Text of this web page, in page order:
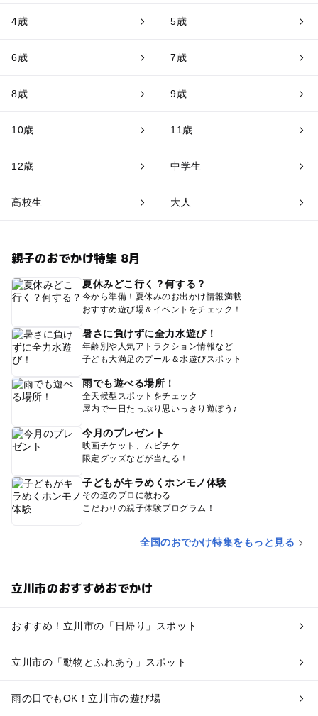
4歳 5歳
6歳 7歳
8歳 9歳
10歳 11歳
12歳 中学生
高校生 大人
親子のおでかけ特集 8月
夏休みどこ行く？何する？
今から準備！夏休みのお出かけ情報満載
おすすめ遊び場＆イベントをチェック！
暑さに負けずに全力水遊び！
年齢別や人気アトラクション情報など
子ども大満足のプール＆水遊びスポット
雨でも遊べる場所！
全天候型スポットをチェック
屋内で一日たっぷり思いっきり遊ぼう♪
今月のプレゼント
映画チケット、ムビチケ
限定グッズなどが当たる！
子どもがキラめくホンモノ体験
その道のプロに教わる
こだわりの親子体験プログラム！
全国のおでかけ特集をもっと見る
立川市のおすすめおでかけ
おすすめ！立川市の「日帰り」スポット
立川市の「動物とふれあう」スポット
雨の日でもOK！立川市の遊び場